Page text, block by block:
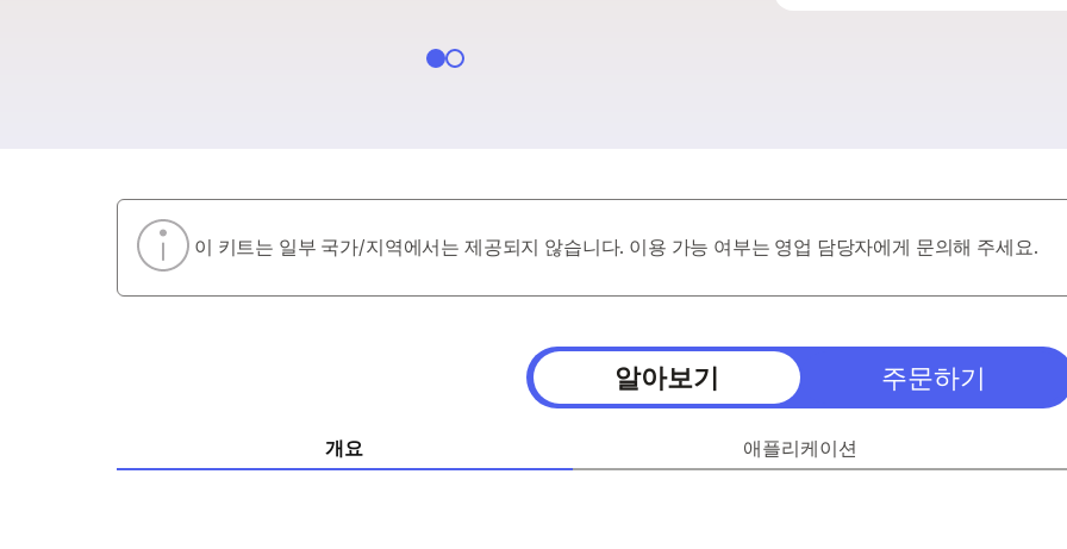
이 키트는 일부 국가/지역에서는 제공되지 않습니다. 이용 가능 여부는 영업 담당자에게 문의해 주세요.
알아보기 주문하기
개요 애플리케이션